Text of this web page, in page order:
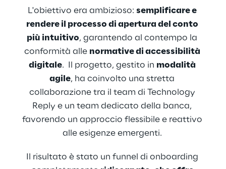
L'obiettivo era ambizioso: semplificare e
rendere il processo di apertura del conto
più intuitivo, garantendo al contempo la
conformità alle normative di accessibilità
digitale.  Il progetto, gestito in modalità
agile, ha coinvolto una stretta
collaborazione tra il team di Technology
Reply e un team dedicato della banca,
favorendo un approccio flessibile e reattivo
alle esigenze emergenti.
Il risultato è stato un funnel di onboarding